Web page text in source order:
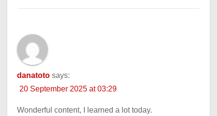
danatoto says:
20 September 2025 at 03:29
Wonderful content, I learned a lot today.